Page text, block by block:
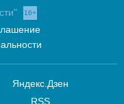
16+
Яндекс.Дзен
RSS